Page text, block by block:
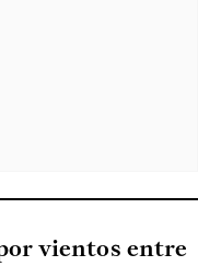
vientos entre